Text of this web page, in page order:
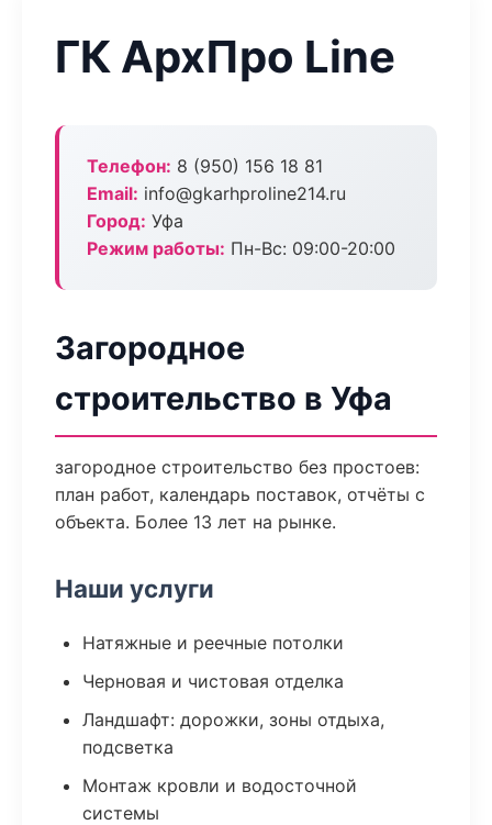
ГК АрхПро Line
Телефон: 8 (950) 156 18 81
Email: info@gkarhproline214.ru
Город: Уфа
Режим работы: Пн-Вс: 09:00-20:00
Загородное
строительство в Уфа
загородное строительство без простоев:
план работ, календарь поставок, отчёты с
объекта. Более 13 лет на рынке.
Наши услуги
Натяжные и реечные потолки
Черновая и чистовая отделка
Ландшафт: дорожки, зоны отдыха,
подсветка
Монтаж кровли и водосточной
системы